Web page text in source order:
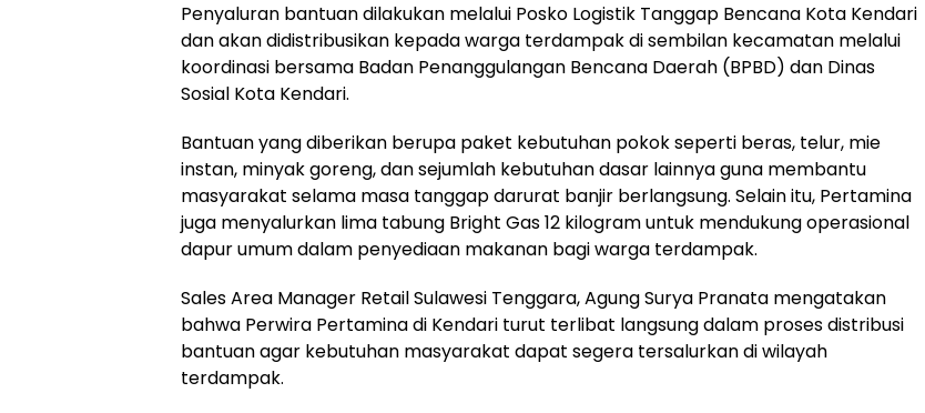
Penyaluran bantuan dilakukan melalui Posko Logistik Tanggap Bencana Kota Kendari
dan akan didistribusikan kepada warga terdampak di sembilan kecamatan melalui
koordinasi bersama Badan Penanggulangan Bencana Daerah (BPBD) dan Dinas
Sosial Kota Kendari.
Bantuan yang diberikan berupa paket kebutuhan pokok seperti beras, telur, mie
instan, minyak goreng, dan sejumlah kebutuhan dasar lainnya guna membantu
masyarakat selama masa tanggap darurat banjir berlangsung. Selain itu, Pertamina
juga menyalurkan lima tabung Bright Gas 12 kilogram untuk mendukung operasional
dapur umum dalam penyediaan makanan bagi warga terdampak.
Sales Area Manager Retail Sulawesi Tenggara, Agung Surya Pranata mengatakan
bahwa Perwira Pertamina di Kendari turut terlibat langsung dalam proses distribusi
bantuan agar kebutuhan masyarakat dapat segera tersalurkan di wilayah
terdampak.